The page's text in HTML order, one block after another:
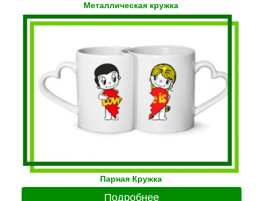
Металлическая кружка
Парная Кружка
Подробнее